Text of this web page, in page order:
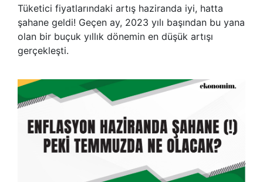
Tüketici fiyatlarındaki artış haziranda iyi, hatta
şahane geldi! Geçen ay, 2023 yılı başından bu yana
olan bir buçuk yıllık dönemin en düşük artışı
gerçekleşti.